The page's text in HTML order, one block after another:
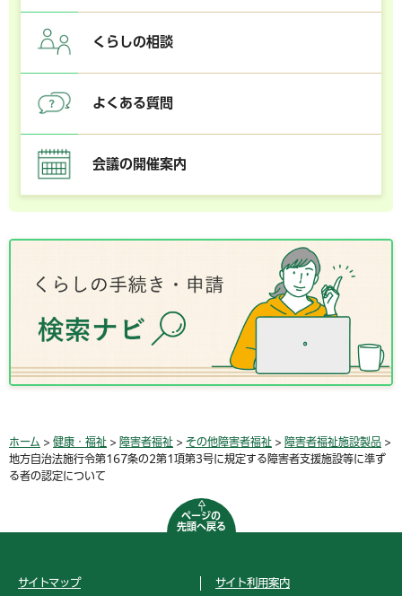
くらしの相談
よくある質問
会議の開催案内
ホーム > 健康・福祉 > 障害者福祉 > その他障害者福祉 > 障害者福祉施設製品 >
地方自治法施行令第167条の2第1項第3号に規定する障害者支援施設等に準ず
る者の認定について
ページの
先頭へ戻る
サイトマップ サイト利用案内